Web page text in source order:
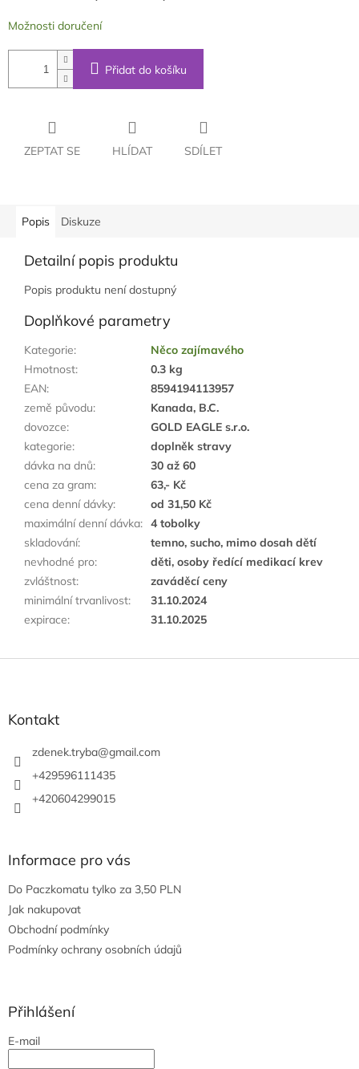
Možnosti doručení
Přidat do košíku
ZEPTAT SE HLÍDAT SDÍLET
Popis Diskuze
Detailní popis produktu
Popis produktu není dostupný
Doplňkové parametry
Kategorie:
Něco zajímavého
Hmotnost:
0.3 kg
EAN:
8594194113957
země původu:
Kanada, B.C.
dovozce:
GOLD EAGLE s.r.o.
kategorie:
doplněk stravy
dávka na dnů:
30 až 60
cena za gram:
63,- Kč
cena denní dávky:
od 31,50 Kč
maximální denní dávka: 4 tobolky
skladování:
temno, sucho, mimo dosah dětí
nevhodné pro:
děti, osoby ředící medikací krev
zvláštnost:
zaváděcí ceny
minimální trvanlivost:
31.10.2024
expirace: 31.10.2025
Kontakt
zdenek.tryba@gmail.com
+429596111435
+420604299015
Informace pro vás
Do Paczkomatu tylko za 3,50 PLN
Jak nakupovat
Obchodní podmínky
Podmínky ochrany osobních údajů
Přihlášení
E-mail